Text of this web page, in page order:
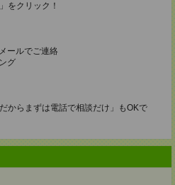
をクリック！
ールでご連絡
グ
からまずは電話で相談だけ」もOKで